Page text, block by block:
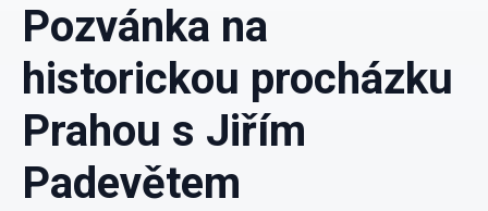
Pozvánka na
historickou procházku
Prahou s Jiřím
Padevětem